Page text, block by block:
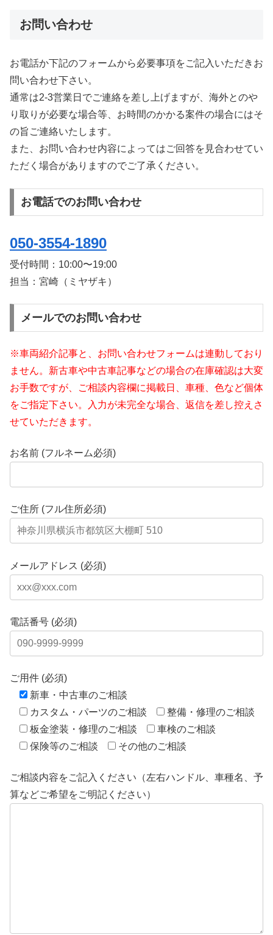
お問い合わせ
お電話か下記のフォームから必要事項をご記入いただきお
問い合わせ下さい。
通常は2-3営業日でご連絡を差し上げますが、海外とのや
り取りが必要な場合等、お時間のかかる案件の場合にはそ
の旨ご連絡いたします。
また、お問い合わせ内容によってはご回答を見合わせてい
ただく場合がありますのでご了承ください。
お電話でのお問い合わせ
050-3554-1890
受付時間： 10:00〜19:00
担当：宮崎（ミヤザキ）
メールでのお問い合わせ
※車両紹介記事と、お問い合わせフォームは連動しており
ません。新古車や中古車記事などの場合の在庫確認は大変
お手数ですが、ご相談内容欄に掲載日、車種、色など個体
をご指定下さい。入力が未完全な場合、返信を差し控えさ
せていただきます。
お名前 (フルネーム必須)
ご住所 (フル住所必須)
メールアドレス (必須)
電話番号 (必須)
ご用件 (必須)
新車・中古車のご相談
カスタム・パーツのご相談
整備・修理のご相談
板金塗装・修理のご相談
車検のご相談
保険等のご相談
その他のご相談
ご相談内容をご記入ください（左右ハンドル、車種名、予
算などご希望をご明記ください）